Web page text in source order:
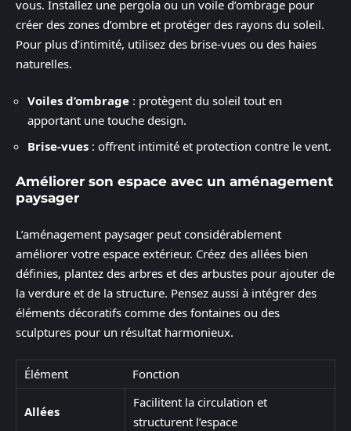
vous. Installez une pergola ou un voile d’ombrage pour
créer des zones d’ombre et protéger des rayons du soleil.
Pour plus d’intimité, utilisez des brise-vues ou des haies
naturelles.
Voiles d’ombrage : protègent du soleil tout en
apportant une touche design.
Brise-vues : offrent intimité et protection contre le vent.
Améliorer son espace avec un aménagement
paysager
L’aménagement paysager peut considérablement
améliorer votre espace extérieur. Créez des allées bien
définies, plantez des arbres et des arbustes pour ajouter de
la verdure et de la structure. Pensez aussi à intégrer des
éléments décoratifs comme des fontaines ou des
sculptures pour un résultat harmonieux.
Élément Fonction
Allées
Facilitent la circulation et
structurent l’espace